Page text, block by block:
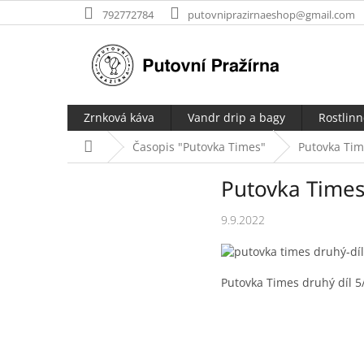
na
792772784 putovniprazirnaeshop@gmail.com
Zrnková káva Vandr drip a bagy
Domů Časopis "Putovka Times" Putovka
Putovka
9.9.2022
Putovka Times druhý díl